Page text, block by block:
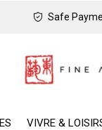
VIVRE &
Safe